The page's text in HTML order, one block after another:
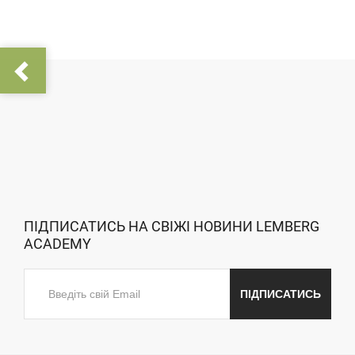
ПІДПИСАТИСЬ НА СВІЖІ НОВИНИ LEMBERG
ACADEMY
ПІДПИСАТИСЬ